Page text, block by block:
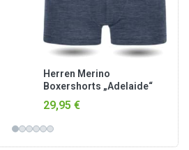
Herren Merino
Boxershorts „Adelaide“
Navy
29,95 €